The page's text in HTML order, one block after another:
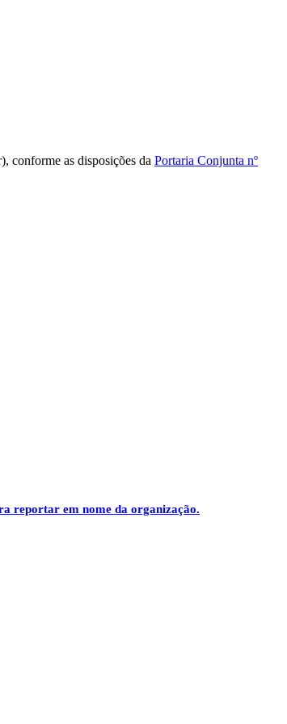
conforme as disposições da Portaria Conjunta nº
reportar em nome da organização.